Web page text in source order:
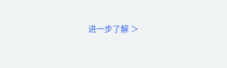
进一步了解 ＞